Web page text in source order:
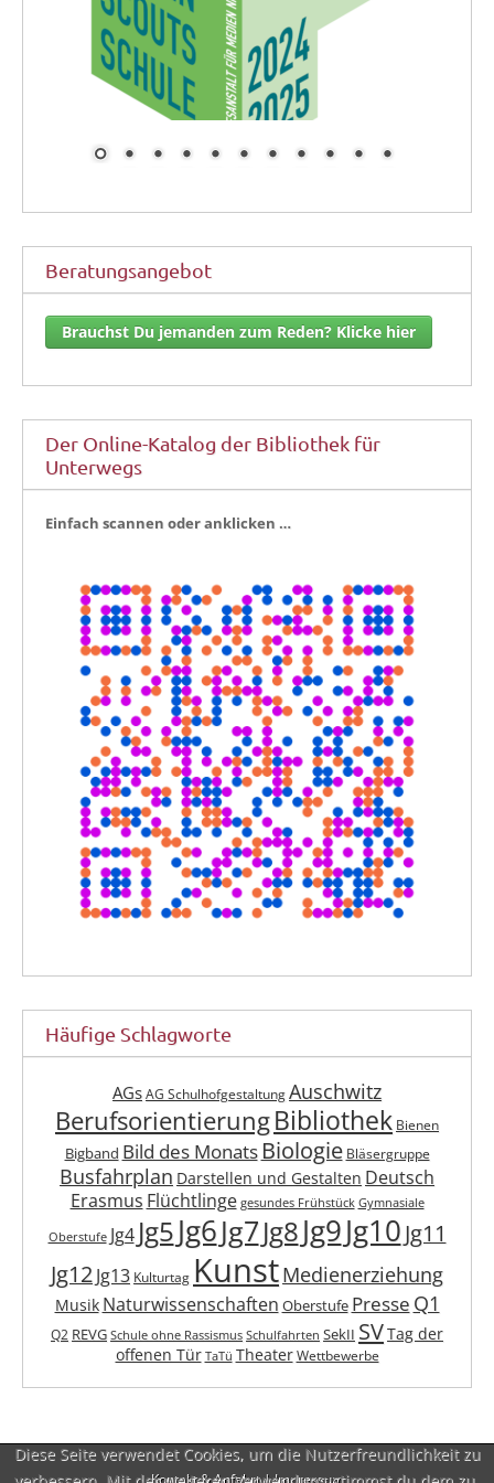
Beratungsangebot
Brauchst Du jemanden zum Reden? Klicke hier
Der Online-Katalog der Bibliothek für
Unterwegs
Ein­fach scan­nen oder anklicken …
Häufige Schlagworte
AGs AG Schulhofgestaltung Auschwitz
BerufsorientierungBibliothek Bienen
Bigband Bild des Monats Biologie Bläsergruppe
Busfahrplan Darstellen und Gestalten Deutsch
Erasmus Flüchtlinge gesundes Frühstück Gymnasiale
Oberstufe Jg4 Jg5Jg6Jg7Jg8Jg9Jg10Jg11
Jg12Jg13 Kulturtag KunstMedienerziehung
Musik Naturwissenschaften Oberstufe Presse Q1
Q2 REVG Schule ohne Rassismus Schulfahrten SekII SVTag der
offenen Tür TaTü Theater Wettbewerbe
Kontakt & Anfahrt|Impressum
Diese Seite verwendet Cookies, um die Nutzerfreundlichkeit zu